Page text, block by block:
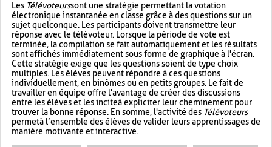
Les Télévoteurssont une stratégie permettant la votation
électronique instantanée en classe grâce à des questions sur un
sujet quelconque. Les participants doivent transmettre leur
réponse avec le télévoteur. Lorsque la période de vote est
terminée, la compilation se fait automatiquement et les résultats
sont affichés immédiatement sous forme de graphique à l'écran.
Cette stratégie exige que les questions soient de type choix
multiples. Les élèves peuvent répondre à ces questions
individuellement, en binômes ou en petits groupes. Le fait de
travailler en équipe offre l'avantage de créer des discussions
entre les élèves et les incite à expliciter leur cheminement pour
trouver la bonne réponse. En somme, l'activité des Télévoteurs
permet à l’ensemble des élèves de valider leurs apprentissages de
manière motivante et interactive.